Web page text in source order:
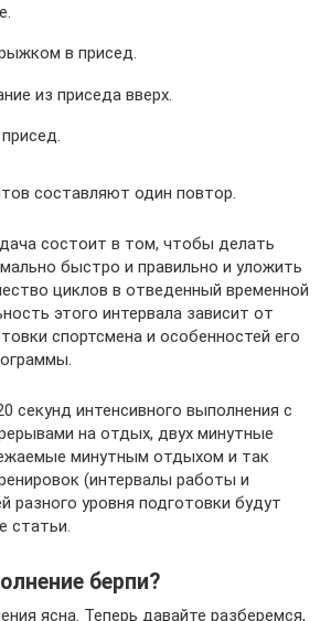
в присед.
из приседа вверх.
составляют один повтор.
состоит в том, чтобы делать
быстро и правильно и уложить
циклов в отведенный временной
этого интервала зависит от
спортсмена и особенностей его
секунд интенсивного выполнения с
на отдых, двух минутные
минутным отдыхом и так
(интервалы работы и
разного уровня подготовки будут
статьи.
берпи?
ясна. Теперь давайте разберемся,